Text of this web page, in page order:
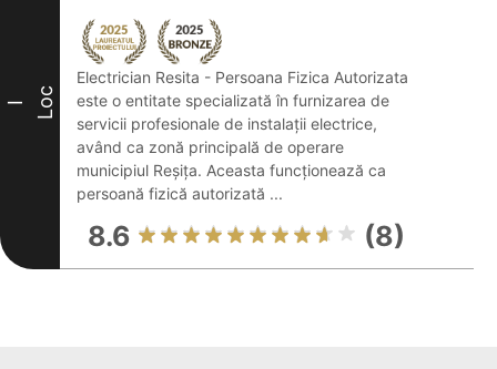
I Loc
Electrician Resita - Persoana Fizica Autorizata
este o entitate specializată în furnizarea de
servicii profesionale de instalații electrice,
având ca zonă principală de operare
municipiul Reșița. Aceasta funcționează ca
persoană fizică autorizată ...
8.6 (8)